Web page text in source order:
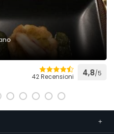
42 Recensioni 4,8/5